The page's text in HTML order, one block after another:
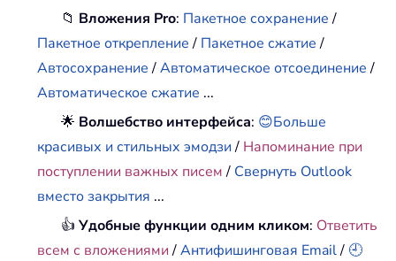
📁 Вложения Pro: Пакетное сохранение/
Пакетное открепление/ Пакетное сжатие/
Автосохранение/Автоматическое отсоединение/
Автоматическое сжатие ...
🌟 Волшебство интерфейса: 😊Больше
красивых и стильных эмодзи/ Напоминание при
поступлении важных писем/ Свернуть Outlook
вместо закрытия ...
👍Удобные функции одним кликом: Ответить
всем с вложениями /Антифишинговая Email/ 🕘